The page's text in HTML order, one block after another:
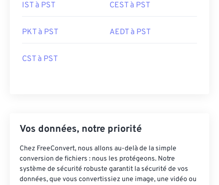
IST à PST CEST à PST
PKT à PST AEDT à PST
CST à PST
Vos données, notre priorité
Chez FreeConvert, nous allons au-delà de la simple
conversion de fichiers : nous les protégeons. Notre
système de sécurité robuste garantit la sécurité de vos
données, que vous convertissiez une image, une vidéo ou